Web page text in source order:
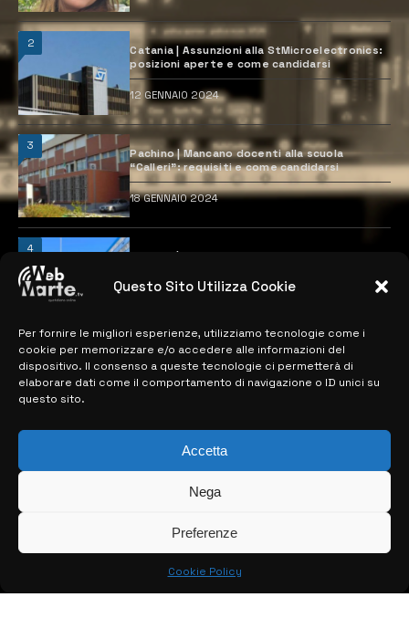
Questo Sito Utilizza Cookie
Per fornire le migliori esperienze, utilizziamo tecnologie come i
cookie per memorizzare e/o accedere alle informazioni del
dispositivo. Il consenso a queste tecnologie ci permetterà di
elaborare dati come il comportamento di navigazione o ID unici su
questo sito.
Accetta
Nega
Preferenze
Cookie Policy
2
Catania | Assunzioni alla StMicroelectronics:
posizioni aperte e come candidarsi
12 GENNAIO 2024
3
Pachino | Mancano docenti alla scuola
“Calleri”: requisiti e come candidarsi
18 GENNAIO 2024
4
Catania | Opportunità di lavoro con St
previste
MAPPA DEL SITO